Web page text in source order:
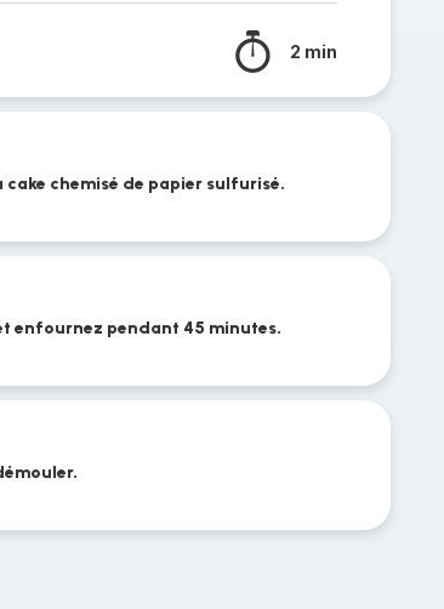
2 min
chemisé de papier sulfurisé.
enfournez pendant 45 minutes.